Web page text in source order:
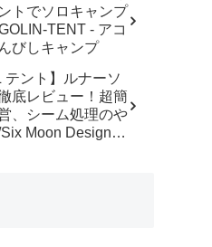
キャンプ道具】
トドア】#855 -
Camp / ハリケ
ャンプ
トでソロキャンプ
TENT - アコ
びしキャンプ
テント】ルナーソ
底レビュー！超簡
、シーム処理のや
Six Moon Designs